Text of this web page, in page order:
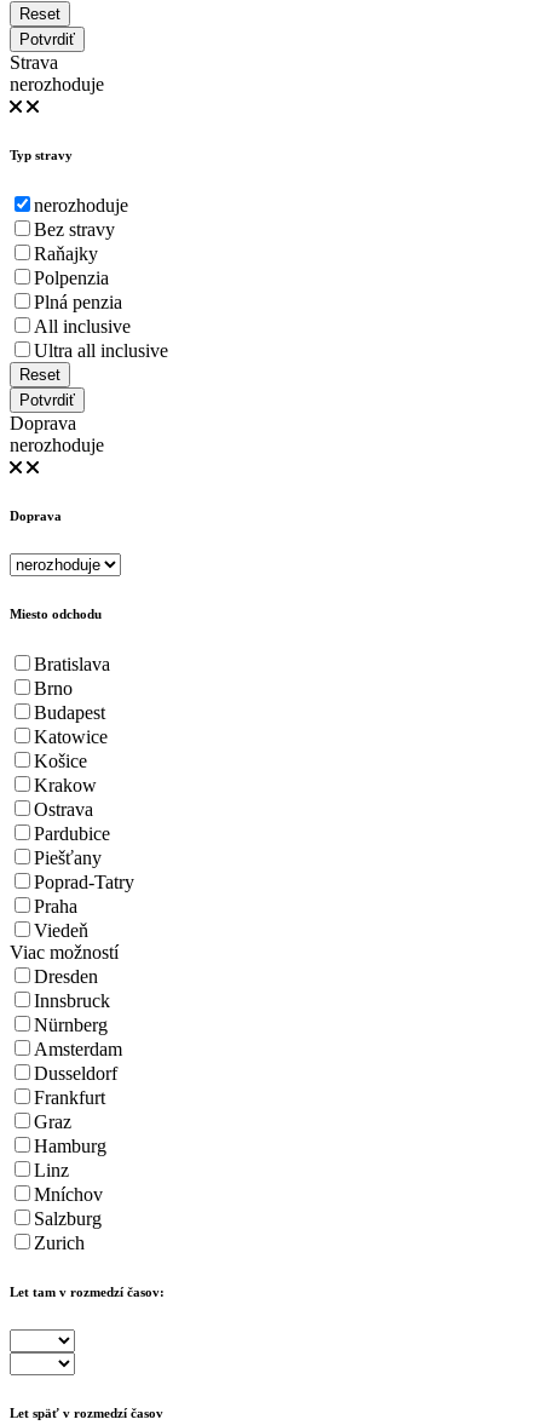
Reset
Potvrdiť
Strava
nerozhoduje
Typ stravy
nerozhoduje
Bez stravy
Raňajky
Polpenzia
Plná penzia
All inclusive
Ultra all inclusive
Reset
Potvrdiť
Doprava
nerozhoduje
Doprava
Miesto odchodu
Bratislava
Brno
Budapest
Katowice
Košice
Krakow
Ostrava
Pardubice
Piešťany
Poprad-Tatry
Praha
Viedeň
Viac možností
Dresden
Innsbruck
Nürnberg
Amsterdam
Dusseldorf
Frankfurt
Graz
Hamburg
Linz
Mníchov
Salzburg
Zurich
Let tam v rozmedzí časov:
Let späť v rozmedzí časov